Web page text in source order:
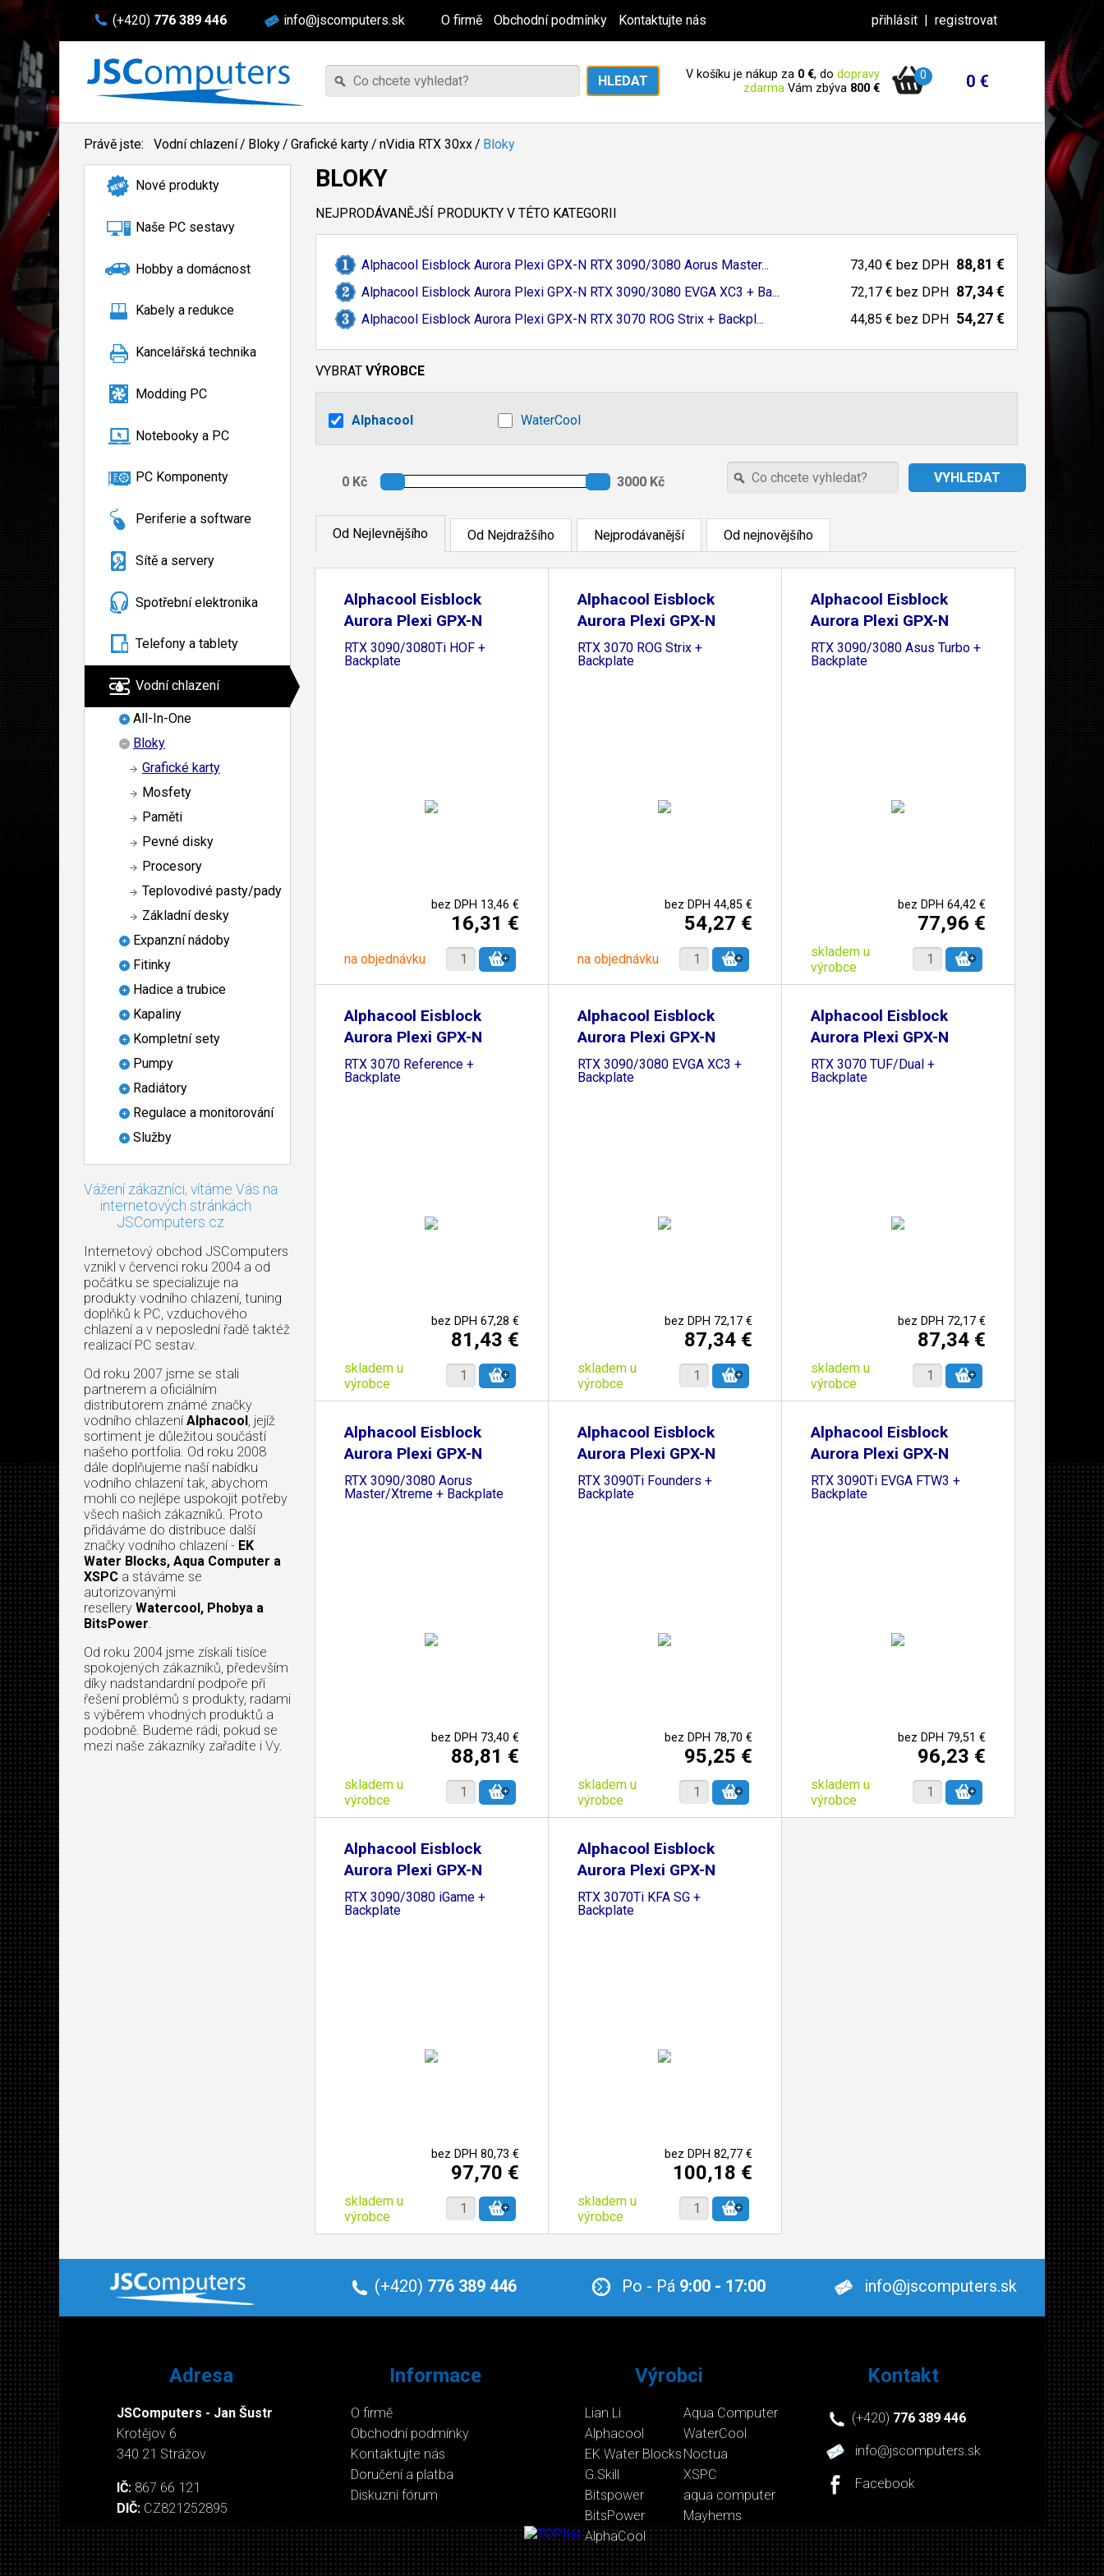
(+420) 776 389 446 info@jscomputers.sk O firmě Obchodní podmínky Kontaktujte nás přihlásit | registrovat
V košíku je nákup za 0 €, do dopravy
zdarma Vám zbýva 800 €
0 0 €
Právě jste: Vodní chlazení/ Bloky/ Grafické karty/ nVidia RTX 30xx/ Bloky
Nové produkty
Naše PC sestavy
Hobby a domácnost
Kabely a redukce
Kancelářská technika
Modding PC
Notebooky a PC
PC Komponenty
Periferie a software
Sítě a servery
Spotřební elektronika
Telefony a tablety
Vodní chlazení
All-In-One
Bloky
Grafické karty
Mosfety
Paměti
Pevné disky
Procesory
Teplovodivé pasty/pady
Základní desky
Expanzní nádoby
Fitinky
Hadice a trubice
Kapaliny
Kompletní sety
Pumpy
Radiátory
Regulace a monitorování
Služby
Vážení zákazníci, vítáme Vás na
internetových stránkách
JSComputers.cz
Internetový obchod JSComputers
vznikl v červenci roku 2004 a od
počátku se specializuje na
produkty vodního chlazení, tuning
doplňků k PC, vzduchového
chlazení a v neposlední řadě taktéž
realizací PC sestav.
Od roku 2007 jsme se stali
partnerem a oficiálním
distributorem známé značky
vodního chlazení Alphacool, jejíž
sortiment je důležitou součástí
našeho portfolia. Od roku 2008
dále doplňujeme naší nabídku
vodního chlazení tak, abychom
mohli co nejlépe uspokojit potřeby
všech našich zákazníků. Proto
přidáváme do distribuce další
značky vodního chlazení - EK
Water Blocks, Aqua Computer a
XSPC a stáváme se
autorizovanými
resellery Watercool, Phobya a
BitsPower.
Od roku 2004 jsme získali tisíce
spokojených zákazníků, především
díky nadstandardní podpoře při
řešení problémů s produkty, radami
s výběrem vhodných produktů a
podobně. Budeme rádi, pokud se
mezi naše zákazníky zařadíte i Vy.
BLOKY
NEJPRODÁVANĚJŠÍ PRODUKTY V TÉTO KATEGORII
Alphacool Eisblock Aurora Plexi GPX-N RTX 3090/3080 Aorus Master... 73,40 € bez DPH 88,81 €
Alphacool Eisblock Aurora Plexi GPX-N RTX 3090/3080 EVGA XC3 + Ba... 72,17 € bez DPH 87,34 €
Alphacool Eisblock Aurora Plexi GPX-N RTX 3070 ROG Strix + Backpl... 44,85 € bez DPH 54,27 €
VYBRAT VÝROBCE
Alphacool WaterCool
Od Nejlevnějšího Od Nejdražšího Nejprodávanější Od nejnovějšího
Alphacool Eisblock
Aurora Plexi GPX-N
RTX 3090/3080Ti HOF +
Backplate
bez DPH 13,46 €
16,31 €
na objednávku
Alphacool Eisblock
Aurora Plexi GPX-N
RTX 3070 ROG Strix +
Backplate
bez DPH 44,85 €
54,27 €
na objednávku
Alphacool Eisblock
Aurora Plexi GPX-N
RTX 3090/3080 Asus Turbo +
Backplate
bez DPH 64,42 €
77,96 €
skladem u
výrobce
Alphacool Eisblock
Aurora Plexi GPX-N
RTX 3070 Reference +
Backplate
bez DPH 67,28 €
81,43 €
skladem u
výrobce
Alphacool Eisblock
Aurora Plexi GPX-N
RTX 3090/3080 EVGA XC3 +
Backplate
bez DPH 72,17 €
87,34 €
skladem u
výrobce
Alphacool Eisblock
Aurora Plexi GPX-N
RTX 3070 TUF/Dual +
Backplate
bez DPH 72,17 €
87,34 €
skladem u
výrobce
Alphacool Eisblock
Aurora Plexi GPX-N
RTX 3090/3080 Aorus
Master/Xtreme + Backplate
bez DPH 73,40 €
88,81 €
skladem u
výrobce
Alphacool Eisblock
Aurora Plexi GPX-N
RTX 3090Ti Founders +
Backplate
bez DPH 78,70 €
95,25 €
skladem u
výrobce
Alphacool Eisblock
Aurora Plexi GPX-N
RTX 3090Ti EVGA FTW3 +
Backplate
bez DPH 79,51 €
96,23 €
skladem u
výrobce
Alphacool Eisblock
Aurora Plexi GPX-N
RTX 3090/3080 iGame +
Backplate
bez DPH 80,73 €
97,70 €
skladem u
výrobce
Alphacool Eisblock
Aurora Plexi GPX-N
RTX 3070Ti KFA SG +
Backplate
bez DPH 82,77 €
100,18 €
skladem u
výrobce
(+420) 776 389 446 Po - Pá 9:00 - 17:00 info@jscomputers.sk
Adresa
JSComputers - Jan Šustr
Krotějov 6
340 21 Strážov
IČ: 867 66 121
DIČ: CZ821252895
Informace
O firmě
Obchodní podmínky
Kontaktujte nás
Doručení a platba
Diskuzní fórum
Výrobci
Lian Li
Aqua Computer
Alphacool
WaterCool
EK Water Blocks Noctua
G.Skill
XSPC
Bitspower
aqua computer
BitsPower
Mayhems
AlphaCool
Kontakt
(+420) 776 389 446
info@jscomputers.sk
Facebook